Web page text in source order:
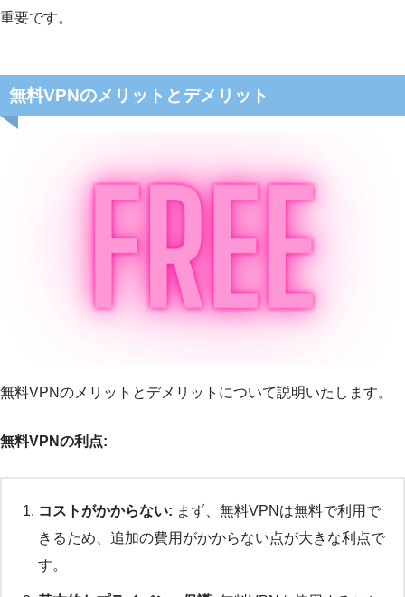
重要です。
無料VPNのメリットとデメリット
無料VPNのメリットとデメリットについて説明いたします。
無料VPNの利点:
コストがかからない: まず、無料VPNは無料で利用で
きるため、追加の費用がかからない点が大きな利点で
す。